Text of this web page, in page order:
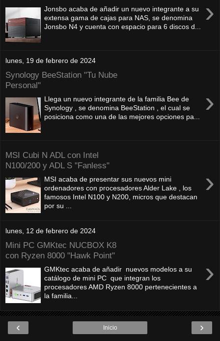
›
Jonsbo acaba de añadir un nuevo integrante a su
extensa gama de cajas para NAS, se denomina
Jonsbo N4 y cuenta con espacio para 6 discos d...
lunes, 19 de febrero de 2024
Synology BeeStation "Tu Nube
Personal"
›
Llega un nuevo integrante de la familia Bee de
Synology , se denomina BeeStation , el cual se
posiciona como una de las mejores opciones pa...
MSI Cubi N ADL con Intel
N100/200 y ADL S "Fanless"
›
MSI acaba de presentar sus nuevos mini
ordenadores con procesadores Alder Lake , los
famosos Intel N100 y N200, micros que destacan
por su ...
lunes, 12 de febrero de 2024
Mini PC GMKtec NUCBOX K8
con Ryzen 8000 "Hawk Point"
›
GMKtec acaba de añadir nuevos modelos a su
catálogo de mini PC que integran los
procesadores AMD Ryzen 8000 pertenecientes a
la familia...
‹ ›
Inicio